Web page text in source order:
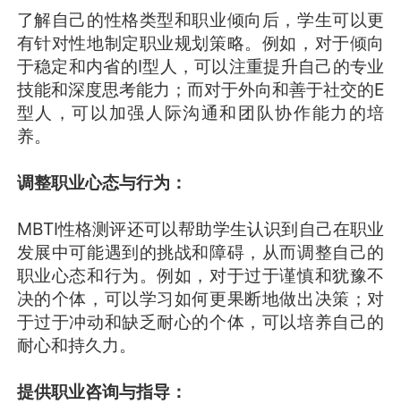
了解自己的性格类型和职业倾向后，学生可以更
有针对性地制定职业规划策略。例如，对于倾向
于稳定和内省的I型人，可以注重提升自己的专业
技能和深度思考能力；而对于外向和善于社交的E
型人，可以加强人际沟通和团队协作能力的培
养。
调整职业心态与行为：
MBTI性格测评还可以帮助学生认识到自己在职业
发展中可能遇到的挑战和障碍，从而调整自己的
职业心态和行为。例如，对于过于谨慎和犹豫不
决的个体，可以学习如何更果断地做出决策；对
于过于冲动和缺乏耐心的个体，可以培养自己的
耐心和持久力。
提供职业咨询与指导：